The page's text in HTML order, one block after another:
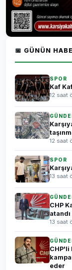
📅 GÜNÜN
SPOR
Kaf
12 saat
12 saat
SPOR
13 saat
CHP
atandı
13 saat
CHP'li
eder